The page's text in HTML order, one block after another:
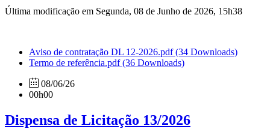
Última modificação em Segunda, 08 de Junho de 2026, 15h38
Aviso de contratação DL 12-2026.pdf(34 Downloads)
Termo de referência.pdf(36 Downloads)
08/06/26
00h00
Dispensa de Licitação 13/2026